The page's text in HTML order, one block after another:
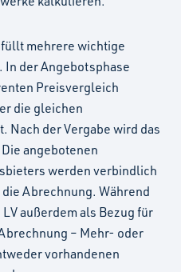
mehrere wichtige
der Angebotsphase
Preisvergleich
die gleichen
Nach der Vergabe wird das
angebotenen
werden verbindlich
Abrechnung. Während
außerdem als Bezug für
– Mehr- oder
vorhandenen